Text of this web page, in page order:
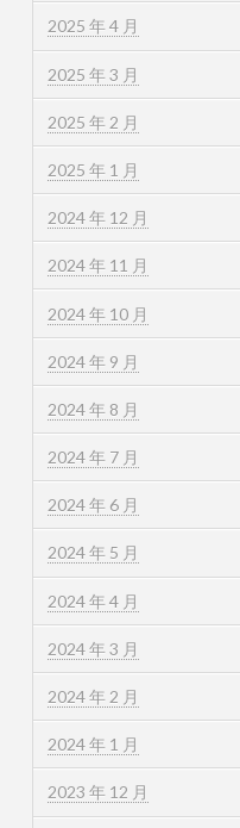
2025 年 4 月
2025 年 3 月
2025 年 2 月
2025 年 1 月
2024 年 12 月
2024 年 11 月
2024 年 10 月
2024 年 9 月
2024 年 8 月
2024 年 7 月
2024 年 6 月
2024 年 5 月
2024 年 4 月
2024 年 3 月
2024 年 2 月
2024 年 1 月
2023 年 12 月